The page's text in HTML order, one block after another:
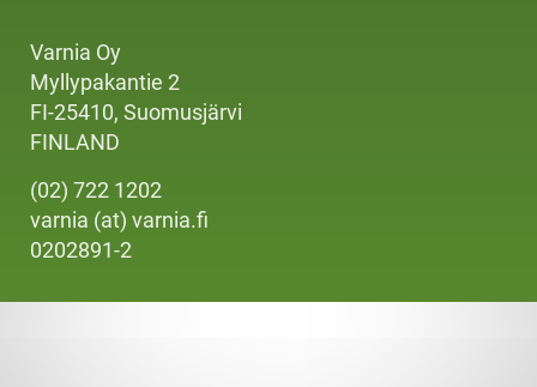
Varnia Oy
Myllypakantie 2
FI-25410, Suomusjärvi
FINLAND
(02) 722 1202
varnia (at) varnia.fi
0202891-2